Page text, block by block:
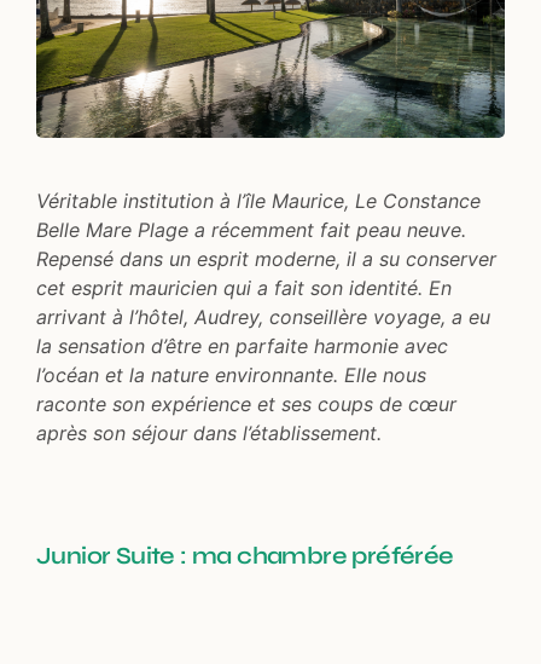
Véritable institution à l’île Maurice, Le Constance
Belle Mare Plage a récemment fait peau neuve.
Repensé dans un esprit moderne, il a su conserver
cet esprit mauricien qui a fait son identité. En
arrivant à l’hôtel, Audrey, conseillère voyage, a eu
la sensation d’être en parfaite harmonie avec
l’océan et la nature environnante. Elle nous
raconte son expérience et ses coups de cœur
après son séjour dans l’établissement.
Junior Suite : ma chambre préférée